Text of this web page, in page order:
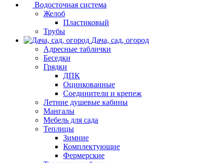
Водосточная система
Желоб
Пластиковый
Трубы
Дача, сад, огород
Адресные таблички
Беседки
Грядки
ДПК
Оцинкованные
Соединители и крепеж
Летние душевые кабины
Мангалы
Мебель для сада
Теплицы
Зимние
Комплектующие
Фермерские